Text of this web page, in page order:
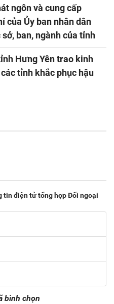
ngôn và cung cấp
của Ủy ban nhân dân
ban, ngành của tỉnh
Hưng Yên trao kinh
tỉnh khắc phục hậu
tin điện tử tổng hợp Đối ngoại
bình chọn